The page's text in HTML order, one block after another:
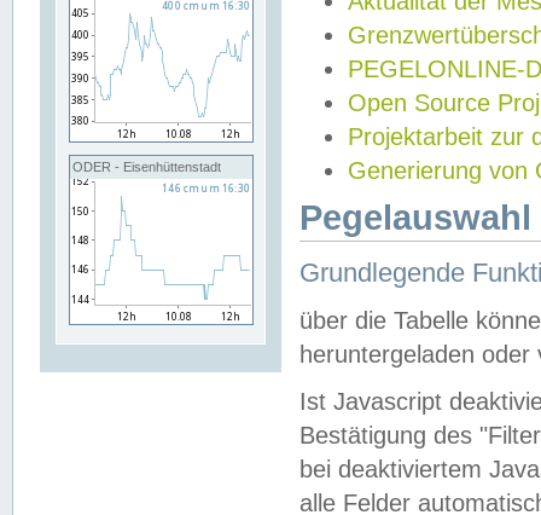
ODER - Eisenhüttenstadt
PEGELONLINE-
Open Source
Projektarbeit zur
Generierung von
Grundlegende
über die Tabelle
heruntergeladen oder
Ist Javascript
Bestätigung des
bei deaktiviertem
alle Felder